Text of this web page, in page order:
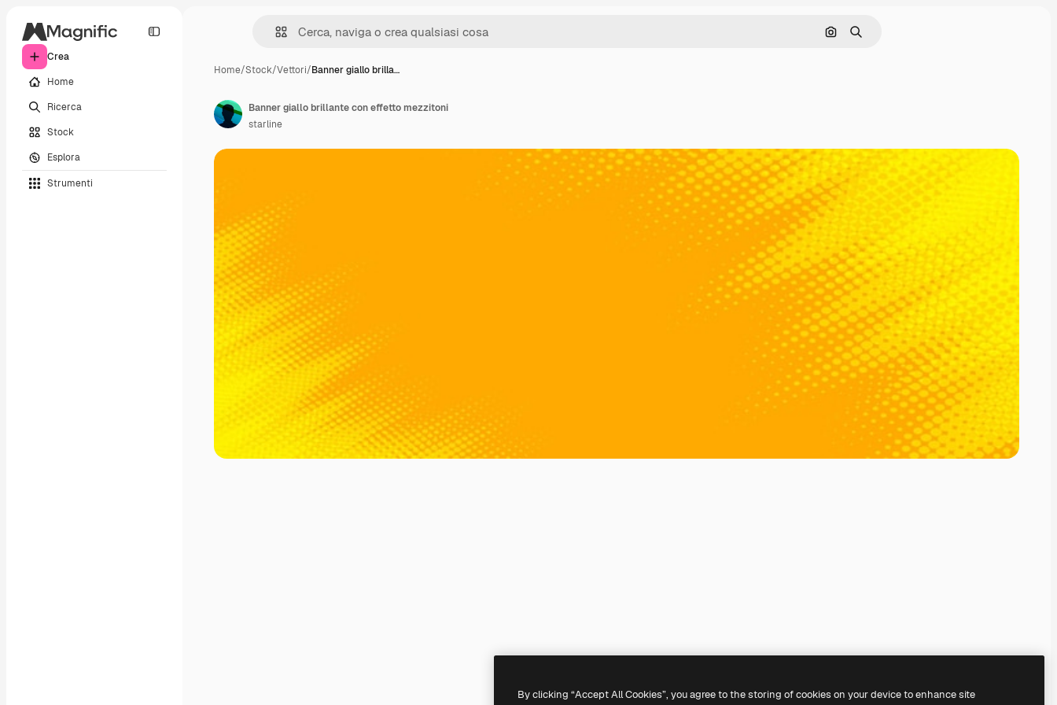
Crea
Home
Ricerca
Stock
Esplora
Strumenti
Cerca per immagine
Ricerca
Home/Stock/Vettori/Banner giallo brilla…
Banner giallo brillante con effetto mezzitoni
starline
By clicking “Accept All Cookies”, you agree to the storing of cookies on your device to enhance site